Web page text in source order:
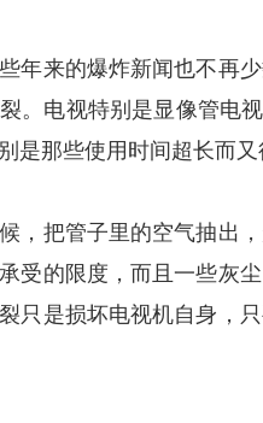
来的爆炸新闻也不再少
。电视特别是显像管电
是那些使用时间超长而
把管子里的空气抽出，
受的限度，而且一些灰
只是损坏电视机自身，